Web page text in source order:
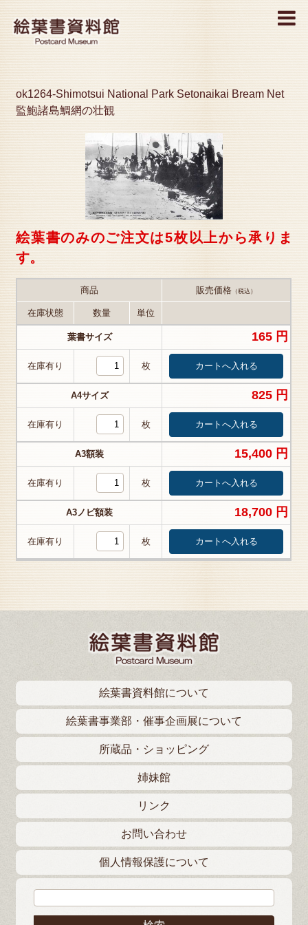
MENU
ok1264-Shimotsui National Park Setonaikai Bream Net
監鮑諸島鯛網の壮観
絵葉書のみのご注文は5枚以上から承りま
す。
商品 販売価格 （税込）
在庫状態 数量 単位
葉書サイズ 165 円
在庫有り 枚
A4サイズ 825 円
在庫有り 枚
A3額装 15,400 円
在庫有り 枚
A3ノビ額装 18,700 円
在庫有り 枚
絵葉書資料館について
絵葉書事業部・催事企画展について
所蔵品・ショッピング
姉妹館
リンク
お問い合わせ
個人情報保護について